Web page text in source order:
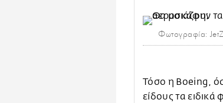
Φωτογραφία:
Τόσο η Boeing,
είδους τα